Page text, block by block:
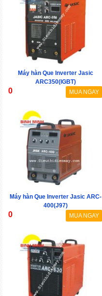
Máy hàn Que Inverter Jasic
ARC350(IGBT)
0 MUA NGAY
Máy hàn Que Inverter Jasic ARC-
400(J97)
0 MUA NGAY